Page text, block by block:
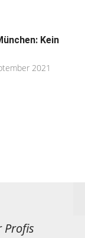
Kein
2021
Profis